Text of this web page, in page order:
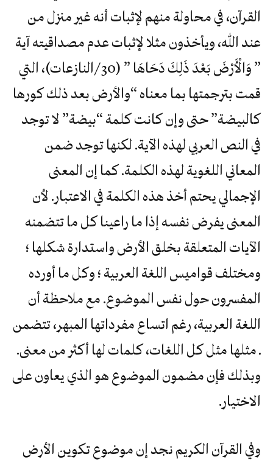
القرآن، في محاولة منهم لإثبات أنه غير منزل من
عند الله، ويأخذون مثلا لإثبات عدم مصداقيته آية
” وَالْأَرْضَ بَعْدَ ذَلِكَ دَحَاهَا ” (30/النازعات)، التي
قمت بترجمتها بما معناه “والأرض بعد ذلك كورها
كالبيضة” حتى وإن كانت كلمة “بيضة” لا توجد
في النص العربي لهذه الآية. لكنها توجد ضمن
المعاني اللغوية لهذه الكلمة. كما إن المعنى
الإجمالي يحتم أخذ هذه الكلمة في الاعتبار. لأن
المعنى يفرض نفسه إذا ما راعينا كل ما تتضمنه
الآيات المتعلقة بخلق الأرض واستدارة شكلها ؛
ومختلف قواميس اللغة العربية ؛ وكل ما أورده
المفسرون حول نفس الموضوع. مع ملاحظة أن
اللغة العربية، رغم اتساع مفرداتها المبهر، تتضمن
ـ مثلها مثل كل اللغات، كلمات لها أكثر من معنى.
وبذلك فإن مضمون الموضوع هو الذي يعاون على
الاختيار.
وفي القرآن الكريم نجد إن موضوع تكوين الأرض